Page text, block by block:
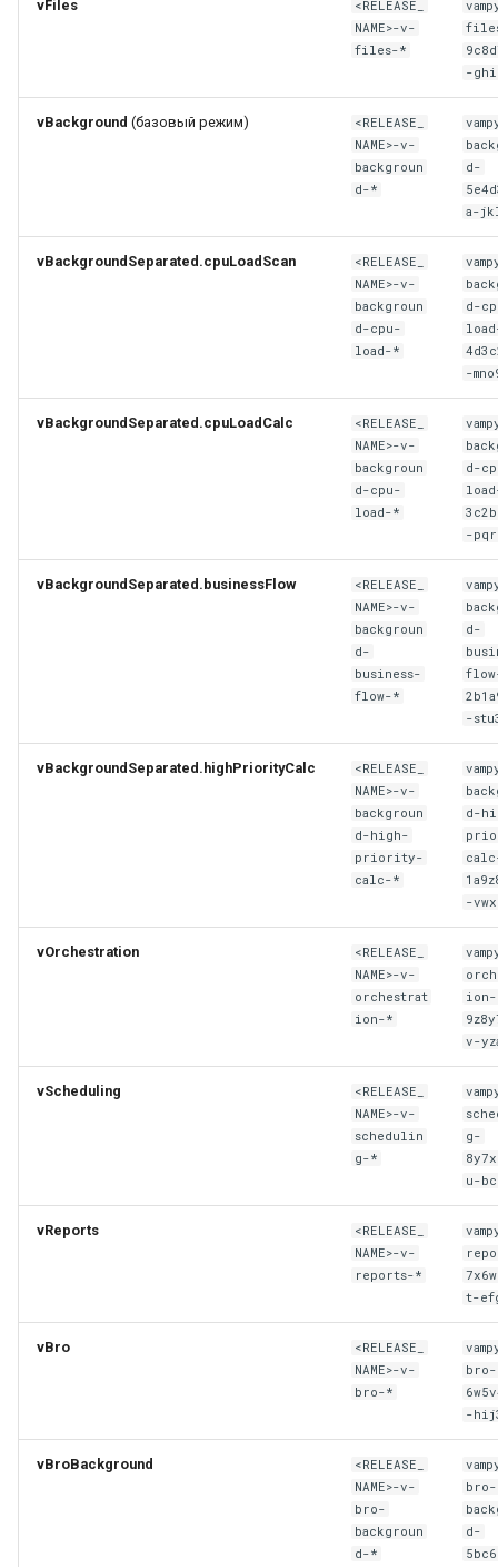
vFiles
<RELEASE_
NAME>-v-
files-*
-
vBackground (базовый режим)
<RELEASE_
NAME>-v-
backgroun
d-*
d-
a-
vBackgroundSeparated.cpuLoadScan
<RELEASE_
NAME>-v-
backgroun
d-cpu-
load-*
d-
-
vBackgroundSeparated.cpuLoadCalc
<RELEASE_
NAME>-v-
backgroun
d-cpu-
load-*
d-
-
vBackgroundSeparated.businessFlow
<RELEASE_
NAME>-v-
backgroun
d-
business-
flow-*
d-
-
vBackgroundSeparated.highPriorityCalc
<RELEASE_
NAME>-v-
backgroun
d-high-
priority-
calc-*
d-
-
vOrchestration
<RELEASE_
NAME>-v-
orchestrat
ion-*
ion-
v-
vScheduling
<RELEASE_
NAME>-v-
schedulin
g-*
g-
u-
vReports
<RELEASE_
NAME>-v-
reports-*
t-
vBro
<RELEASE_
NAME>-v-
bro-*
bro-
-
vBroBackground
<RELEASE_
NAME>-v-
bro-
backgroun
d-*
bro-
d-